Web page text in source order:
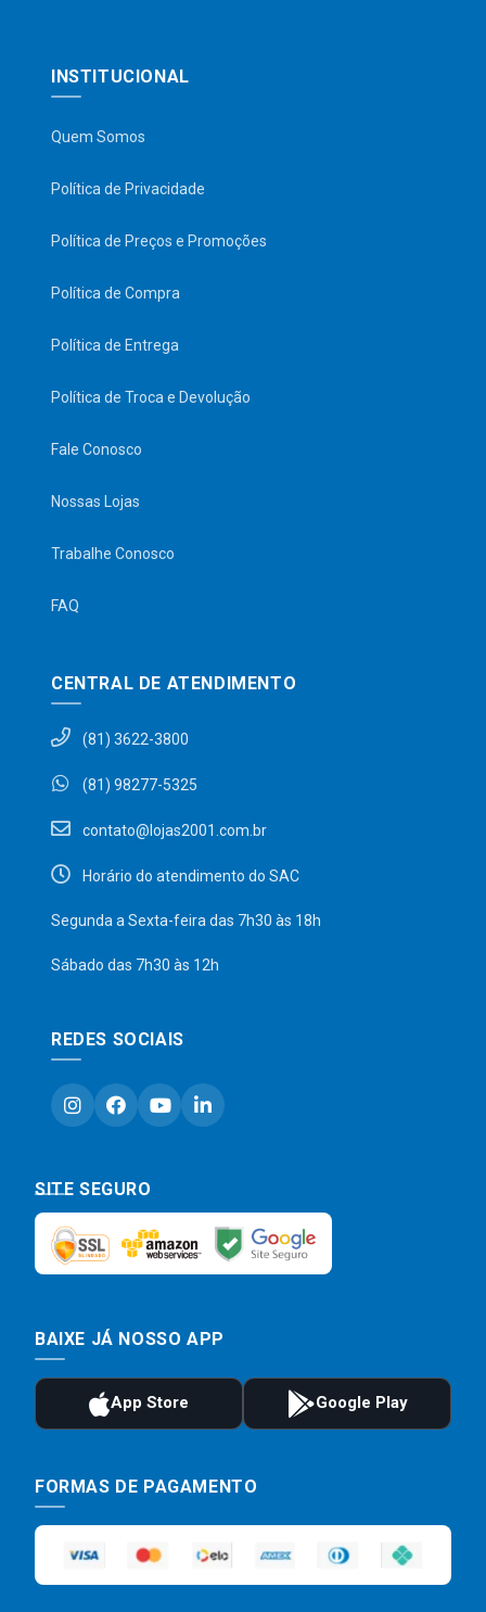
INSTITUCIONAL
Quem Somos
Política de Privacidade
Política de Preços e Promoções
Política de Compra
Política de Entrega
Política de Troca e Devolução
Fale Conosco
Nossas Lojas
Trabalhe Conosco
FAQ
CENTRAL DE ATENDIMENTO
(81) 3622-3800
(81) 98277-5325
contato@lojas2001.com.br
Horário do atendimento do SAC
Segunda a Sexta-feira das 7h30 às 18h
Sábado das 7h30 às 12h
REDES SOCIAIS
SITE SEGURO
BAIXE JÁ NOSSO APP
FORMAS DE PAGAMENTO